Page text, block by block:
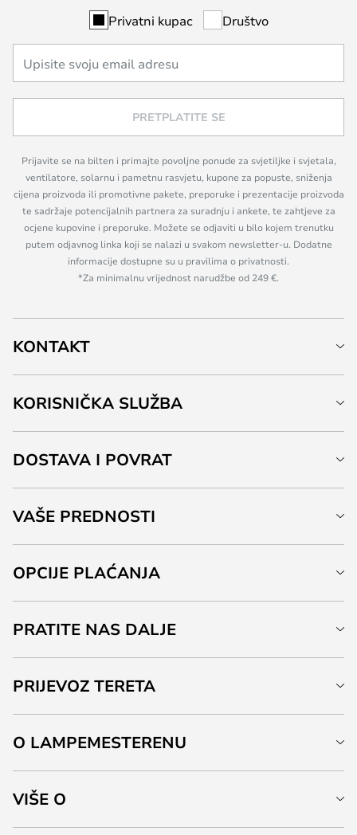
Privatni kupac Društvo
PRETPLATITE SE
Prijavite se na bilten i primajte povoljne ponude za svjetiljke i svjetala,
ventilatore, solarnu i pametnu rasvjetu, kupone za popuste, sniženja
cijena proizvoda ili promotivne pakete, preporuke i prezentacije proizvoda
te sadržaje potencijalnih partnera za suradnju i ankete, te zahtjeve za
ocjene kupovine i preporuke. Možete se odjaviti u bilo kojem trenutku
putem odjavnog linka koji se nalazi u svakom newsletter-u. Dodatne
informacije dostupne su u pravilima o privatnosti.
*Za minimalnu vrijednost narudžbe od 249 €.
KONTAKT
KORISNIČKA SLUŽBA
DOSTAVA I POVRAT
VAŠE PREDNOSTI
OPCIJE PLAĆANJA
PRATITE NAS DALJE
PRIJEVOZ TERETA
O LAMPEMESTERENU
VIŠE O